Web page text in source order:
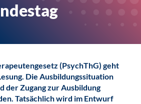
(PsychThG) geht
Die Ausbildungssituation
der Zugang zur Ausbildung
Tatsächlich wird im Entwurf